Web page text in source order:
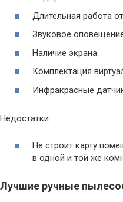
Длительная работа
Звуковое
Наличие экрана.
Комплектация
Инфракрасные
Недостатки:
Не строит карту
в одной и той же
Лучшие ручные